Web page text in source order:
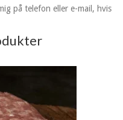
på telefon eller e-mail, hvis